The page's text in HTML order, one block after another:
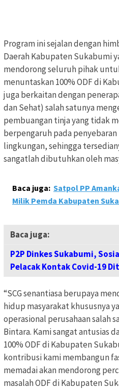
Program ini sejalan dengan
Daerah Kabupaten Sukabumi
mendorong seluruh pihak
menuntaskan 100% ODF di
juga berkaitan dengan
dan Sehat) salah satunya
pembuangan tinja yang tidak
berpengaruh pada
lingkungan, sehingga
sangatlah dibutuhkan oleh
Baca juga: Satpol PP
Milik Pemda Kabupaten
Baca juga:
P2P Dinkes Sukabumi,
Pelacak Kontak Covid-19
“SCG senantiasa berupaya
hidup masyarakat khususnya
operasional perusahaan salah
Bintara. Kami sangat antusias
100% ODF di Kabupaten
kontribusi kami membangun
memadai akan mendorong
masalah ODF di Kabupaten